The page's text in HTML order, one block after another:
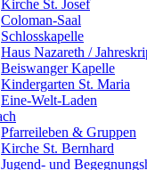
Kirche St. Josef
Coloman-Saal
Schlosskapelle
Haus Nazareth /
Beiswanger Kapelle
Kindergarten St. Maria
Eine-Welt-Laden
Pfarreileben & Gruppen
Kirche St. Bernhard
Jugend- und